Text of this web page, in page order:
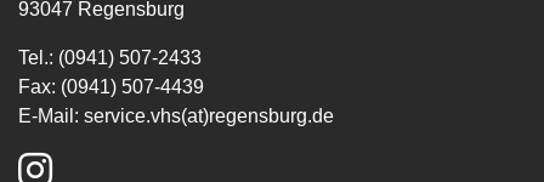
93047 Regensburg
Tel.: (0941) 507-2433
Fax: (0941) 507-4439
E-Mail: service.vhs(at)regensburg.de